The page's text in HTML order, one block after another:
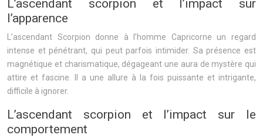
L’ascendant scorpion et l’impact sur
l’apparence
L’ascendant Scorpion donne à l’homme Capricorne un regard
intense et pénétrant, qui peut parfois intimider. Sa présence est
magnétique et charismatique, dégageant une aura de mystère qui
attire et fascine. Il a une allure à la fois puissante et intrigante,
difficile à ignorer.
L’ascendant scorpion et l’impact sur le
comportement